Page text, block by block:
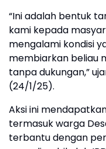
“Ini adalah bentuk
kami kepada
mengalami kondisi
membiarkan beliau
tanpa dukungan,”
(24/1/25).
Aksi ini
termasuk warga
terbantu dengan